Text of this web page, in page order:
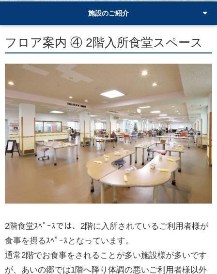
フロア案内 ④ 2階入所食堂スペース
2階食堂ｽﾍﾟｰｽでは、2階に入所されているご利用者様が
食事を摂るｽﾍﾟｰｽとなっています。
通常2階でお食事をされることが多い施設様が多いです
が、あいの郷では1階へ降り体調の悪いご利用者様以外
施設のご紹介